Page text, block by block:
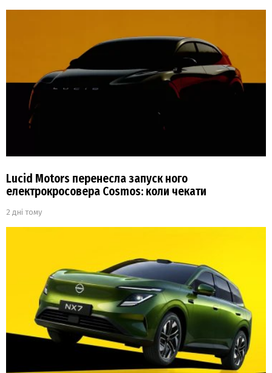
Lucid Motors перенесла запуск ного
електрокросовера Cosmos: коли чекати
2 дні тому